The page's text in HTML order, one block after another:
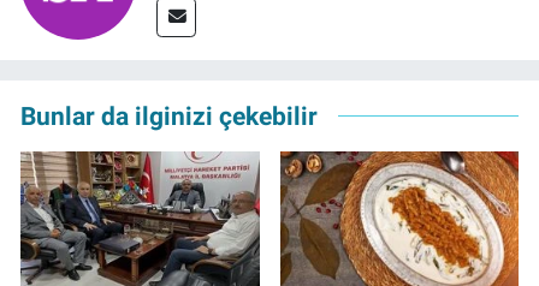
Bunlar da ilginizi çekebilir